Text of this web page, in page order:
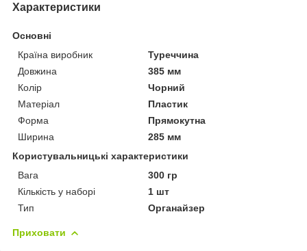
Характеристики
Основні
Країна виробник
Туреччина
Довжина
385 мм
Колір
Чорний
Матеріал
Пластик
Форма
Прямокутна
Ширина
285 мм
Користувальницькі характеристики
Вага
300 гр
Кількість у наборі
1 шт
Тип
Органайзер
Приховати